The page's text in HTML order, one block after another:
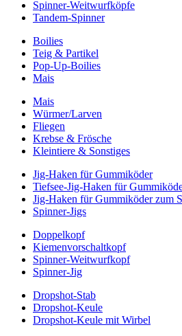
Spinner-Weitwurfköpfe
Tandem-Spinner
Boilies
Teig & Partikel
Pop-Up-Boilies
Mais
Mais
Würmer/Larven
Fliegen
Krebse & Frösche
Kleintiere & Sonstiges
Jig-Haken für Gummiköder
Tiefsee-Jig-Haken für
Jig-Haken für Gummiköder zum
Spinner-Jigs
Doppelkopf
Kiemenvorschaltkopf
Spinner-Weitwurfkopf
Spinner-Jig
Dropshot-Stab
Dropshot-Keule
Dropshot-Keule mit Wirbel